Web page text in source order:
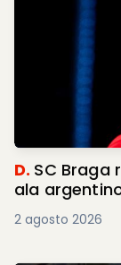
D. SC Braga
ala
2 agosto 2026